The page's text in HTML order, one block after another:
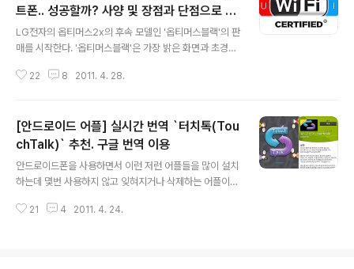
트폰.. 성공할까? 사양 및 장점과 단점으로 본
다.
LG전자의 옵티머스2x의 후속 모델인 '옵티머스블랙'의 판
매를 시작한다. '옵티머스블랙'은 가장 밝은 화면과 초경량,
이다. 스마트폰에서 한참을 밀리던 LG가 옵티머스2x로 어
꾀할 수 있을까? ■ 밝은 햇볕에서도 잘 보이는 노바 디스
플레이 옵티머스블랙을 출시하면서 가장 강조한 부분이 7
00니트(nit, 휘도단위) 밝기를 구현하는 ‘노바(NOVA) 디
스플레이’를 채용했다는 것이다. 햋볕이 강한 야외에서도
어나다. 옵티머스블랙 광고의 대표 이미지에 구글 화면이
22 8 2011. 4. 28.
[안드로이드 어플] 실시간 번역 `터치톡(Tou
chTalk)` 추천. 구글 번역 이용
안드로이드폰을 사용하면서 이런 저런 어플들을 많이 설치
하는데 몇번 사용하지 않고 잊혀지거나 삭제하는 어플이
다. 오늘 소개하는 `실시간 번역 - 터치톡(TouchTalk)`
21 4 2011. 4. 24.